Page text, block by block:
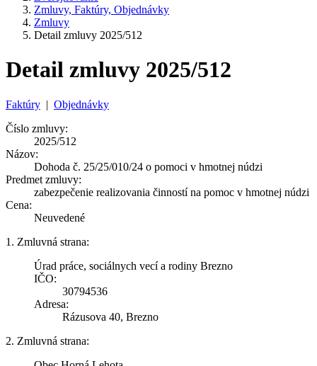
Zmluvy, Faktúry, Objednávky
Zmluvy
Detail zmluvy 2025/512
Detail zmluvy 2025/512
Faktúry | Objednávky
Číslo zmluvy:
2025/512
Názov:
Dohoda č. 25/25/010/24 o pomoci v hmotnej núdzi
Predmet zmluvy:
zabezpečenie realizovania činností na pomoc v hmotnej núdzi
Cena:
Neuvedené
1. Zmluvná strana:
Úrad práce, sociálnych vecí a rodiny Brezno
IČO:
30794536
Adresa:
Rázusova 40, Brezno
2. Zmluvná strana: